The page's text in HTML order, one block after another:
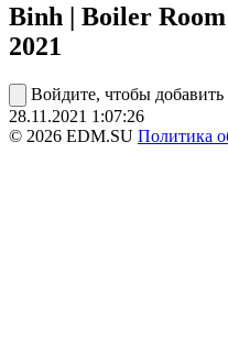
Binh | Boiler
2021
Войдите, чтобы добавить
28.11.2021 1:07:26
© 2026 EDM.SU Политика